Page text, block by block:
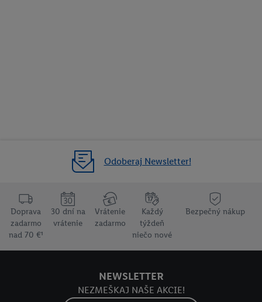
Odoberaj Newsletter!
Doprava
zadarmo
nad 70 €¹
30 dní na
vrátenie
Vrátenie
zadarmo
Každý
týždeň
niečo nové
Bezpečný nákup
NEWSLETTER
NEZMEŠKAJ NAŠE AKCIE!